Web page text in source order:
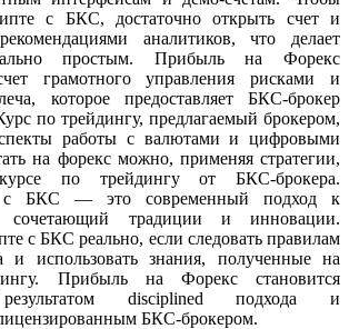
с БКС, достаточно открыть счет и
рекомендациями аналитиков, что делает
простым. Прибыль на Форекс
грамотного управления рисками и
которое предоставляет БКС-брокер
по трейдингу, предлагаемый брокером,
работы с валютами и цифровыми
на форекс можно, применяя стратегии,
по трейдингу от БКС-брокера.
с БКС — это современный подход к
сочетающий традиции и инновации.
с БКС реально, если следовать правилам
и использовать знания, полученные на
Прибыль на Форекс становится
disciplined подхода и
БКС-брокером.